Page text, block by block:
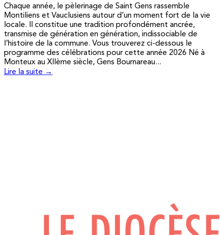
Chaque année, le pèlerinage de Saint Gens rassemble
Montiliens et Vauclusiens autour d’un moment fort de la vie
locale. Il constitue une tradition profondément ancrée,
transmise de génération en génération, indissociable de
l’histoire de la commune. Vous trouverez ci-dessous le
programme des célébrations pour cette année 2026 Né à
Monteux au XIIème siècle, Gens Bournareau...
Lire la suite →